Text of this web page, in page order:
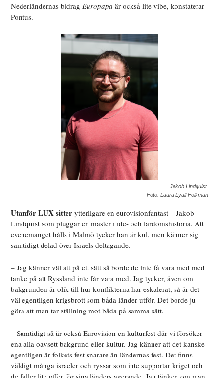
Nederländernas bidragEuropapa är också lite vibe, konstaterar
Pontus.
Jakob Lindquist.
Foto: Laura Lyall Folkman
Utanför LUX sitterytterligare en eurovisionfantast – Jakob
Lindquist sompluggar en master i idé- och lärdomshistoria. Att
evenemanget hålls i Malmö tycker han är kul, men känner sig
samtidigt delad över Israels deltagande.
– Jag känner väl att på ett sätt så borde de inte få vara med med
tanke på att Ryssland inte får vara med. Jag tycker, även om
bakgrunden är olik till hur konflikterna har eskalerat, så är det
väl egentligen krigsbrott som båda länder utför. Det borde ju
göra att man tar ställning mot båda på samma sätt.
– Samtidigt så är också Eurovision en kulturfest där vi försöker
ena alla oavsett bakgrund eller kultur. Jag känner att det kanske
egentligen är folkets fest snarare än ländernas fest. Det finns
väldigt många israeler och ryssar som inte supportar kriget och